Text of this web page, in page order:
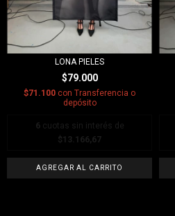
LONA PIELES
$79.000
$71.100 con Transferencia o
depósito
6 cuotas sin interés de
$13.166,67